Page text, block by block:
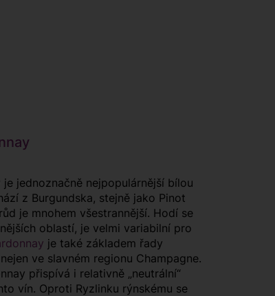
je jednoznačně nejpopulárnější bílou
z Burgundska, stejně jako Pinot
je mnohem všestrannější. Hodí se
oblastí, je velmi variabilní pro
je také základem řady
ve slavném regionu Champagne.
přispívá i relativně „neutrální“
vín. Oproti Ryzlinku rýnskému se